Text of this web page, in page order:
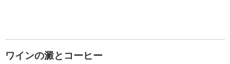
ワインの澱とコーヒー